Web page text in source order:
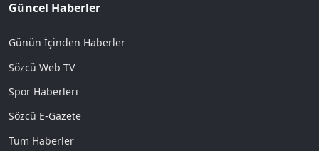
Güncel Haberler
Günün İçinden Haberler
Sözcü Web TV
Spor Haberleri
Sözcü E-Gazete
Tüm Haberler